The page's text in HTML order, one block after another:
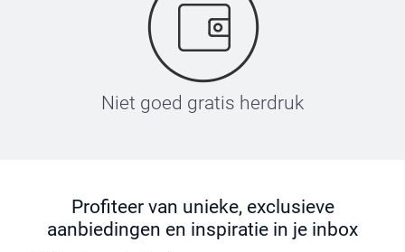
Niet goed gratis herdruk
Profiteer van unieke, exclusieve
aanbiedingen en inspiratie in je inbox